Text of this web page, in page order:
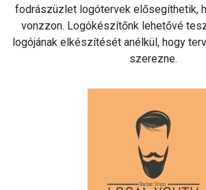
fodrászüzlet logótervek elősegíthetik,
vonzzon. Logókészítőnk lehetővé
logójának elkészítését anélkül, hogy
szerezne.